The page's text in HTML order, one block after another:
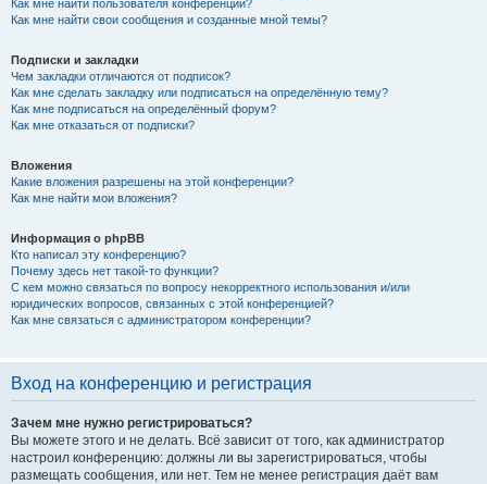
Как мне найти пользователя конференции?
Как мне найти свои сообщения и созданные мной темы?
Подписки и закладки
Чем закладки отличаются от подписок?
Как мне сделать закладку или подписаться на определённую тему?
Как мне подписаться на определённый форум?
Как мне отказаться от подписки?
Вложения
Какие вложения разрешены на этой конференции?
Как мне найти мои вложения?
Информация о phpBB
Кто написал эту конференцию?
Почему здесь нет такой-то функции?
С кем можно связаться по вопросу некорректного использования и/или
юридических вопросов, связанных с этой конференцией?
Как мне связаться с администратором конференции?
Вход на конференцию и регистрация
Зачем мне нужно регистрироваться?
Вы можете этого и не делать. Всё зависит от того, как администратор
настроил конференцию: должны ли вы зарегистрироваться, чтобы
размещать сообщения, или нет. Тем не менее регистрация даёт вам